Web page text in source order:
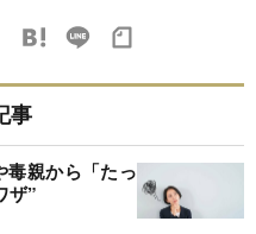
事
毒親から「たっ
ザ”